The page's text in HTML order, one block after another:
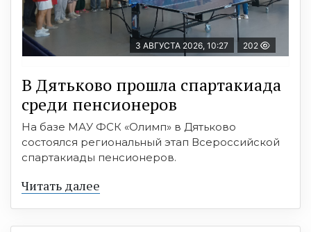
3 АВГУСТА 2026, 10:27 202
В Дятьково прошла спартакиада
среди пенсионеров
На базе МАУ ФСК «Олимп» в Дятьково
состоялся региональный этап Всероссийской
спартакиады пенсионеров.
Читать далее